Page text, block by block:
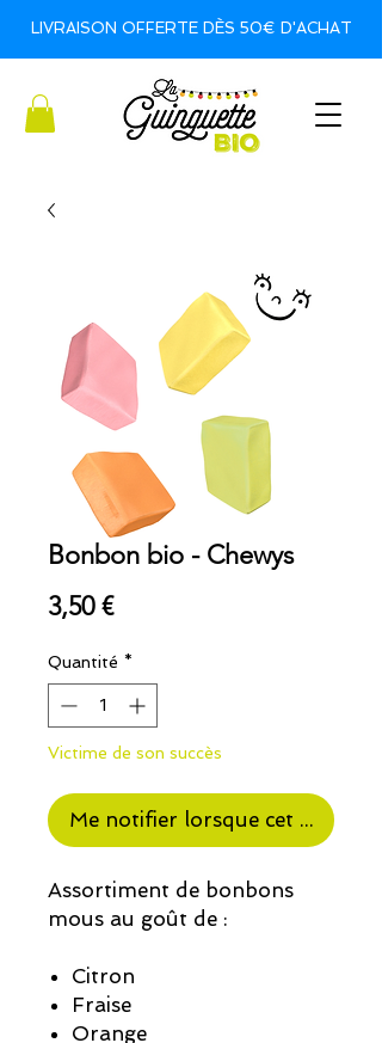
LIVRAISON OFFERTE DÈS 50€ D'ACHAT
Bonbon bio - Chewys
3,50 €Prix
Quantité *
Victime de son succès
Me notifier lorsque cet article
Assortiment de bonbons
mous au goût de :
Citron
Fraise
Orange